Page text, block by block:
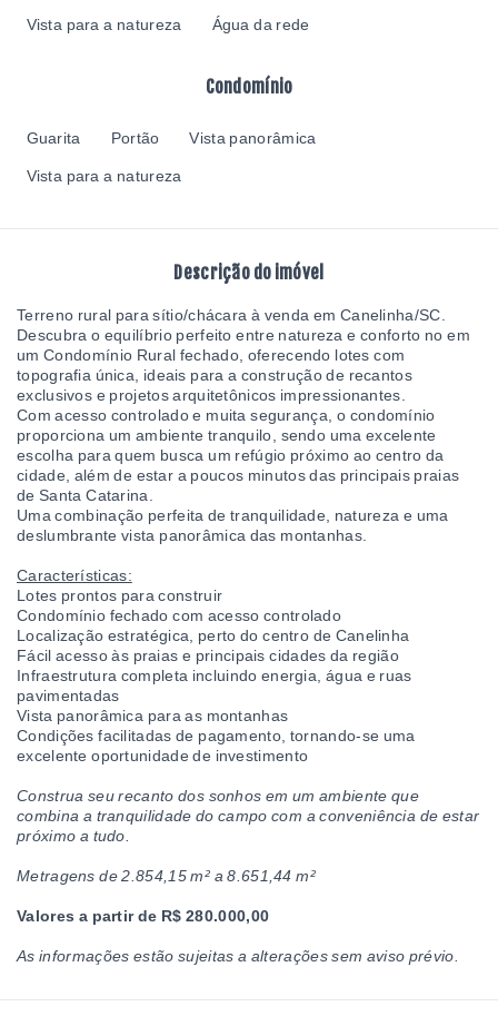
Vista para a natureza Água da rede
Condomínio
Guarita Portão Vista panorâmica
Vista para a natureza
Descrição do imóvel
Terreno rural para sítio/chácara à venda em Canelinha/SC.
Descubra o equilíbrio perfeito entre natureza e conforto no em
um Condomínio Rural fechado, oferecendo lotes com
topografia única, ideais para a construção de recantos
exclusivos e projetos arquitetônicos impressionantes.
Com acesso controlado e muita segurança, o condomínio
proporciona um ambiente tranquilo, sendo uma excelente
escolha para quem busca um refúgio próximo ao centro da
cidade, além de estar a poucos minutos das principais praias
de Santa Catarina.
Uma combinação perfeita de tranquilidade, natureza e uma
deslumbrante vista panorâmica das montanhas.
Características:
Lotes prontos para construir
Condomínio fechado com acesso controlado
Localização estratégica, perto do centro de Canelinha
Fácil acesso às praias e principais cidades da região
Infraestrutura completa incluindo energia, água e ruas
pavimentadas
Vista panorâmica para as montanhas
Condições facilitadas de pagamento, tornando-se uma
excelente oportunidade de investimento
Construa seu recanto dos sonhos em um ambiente que
combina a tranquilidade do campo com a conveniência de estar
próximo a tudo.
Metragens de 2.854,15 m² a 8.651,44 m²
Valores a partir de R$ 280.000,00
As informações estão sujeitas a alterações sem aviso prévio.